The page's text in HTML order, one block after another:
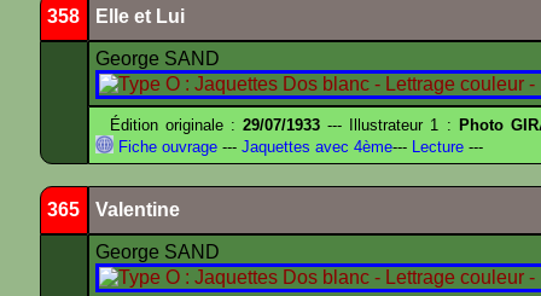
358 Elle et Lui
George SAND
Édition originale :29/07/1933 --- Illustrateur 1 : Photo
Fiche ouvrage --- Jaquettes avec 4ème--- Lecture ---
365 Valentine
George SAND